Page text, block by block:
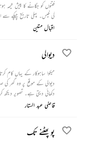
فتنوں کو جگانے کا پیش خیمہ
کی فیس۔ پہلی تاریخ چپکے
اقبال متین
دیوالی
میکوا ساہوکار کے یہاں کام
دیوالی کے موقع پر وہ گھر
دکھائی دیتی ہے۔ تصویر
کھویا رہتا ہے۔ شام کو دیوالی
قاضی عبد الستار
پو پھٹنے تک